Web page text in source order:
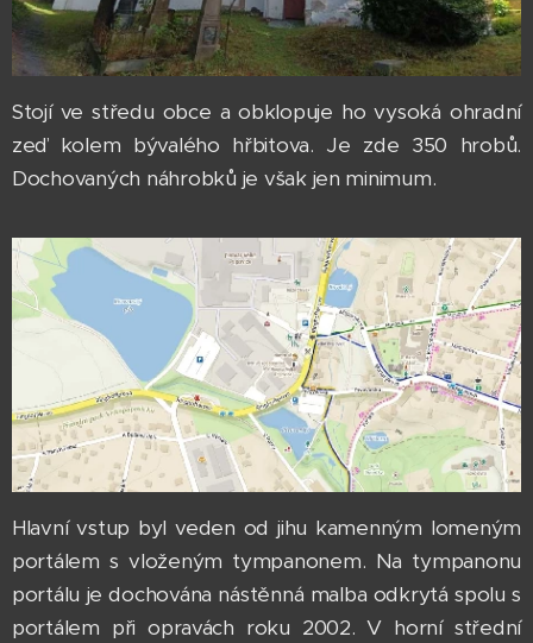
Stojí ve středu obce a obklopuje ho vysoká ohradní
zeď kolem bývalého hřbitova. Je zde 350 hrobů.
Dochovaných náhrobků je však jen minimum.
Hlavní vstup byl veden od jihu kamenným lomeným
portálem s vloženým tympanonem. Na tympanonu
portálu je dochována nástěnná malba odkrytá spolu s
portálem při opravách roku 2002. V horní střední